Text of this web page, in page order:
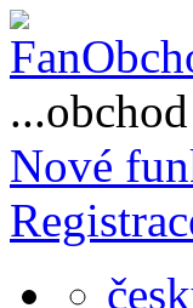
Nové